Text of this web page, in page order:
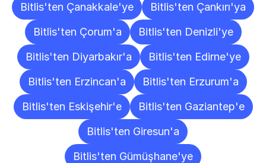
Bitlis'ten Çanakkale'ye
Bitlis'ten Çankırı'ya
Bitlis'ten Çorum'a
Bitlis'ten Denizli'ye
Bitlis'ten Diyarbakır'a
Bitlis'ten Edirne'ye
Bitlis'ten Erzincan'a
Bitlis'ten Erzurum'a
Bitlis'ten Eskişehir'e
Bitlis'ten Gaziantep'e
Bitlis'ten Giresun'a
Bitlis'ten Gümüşhane'ye